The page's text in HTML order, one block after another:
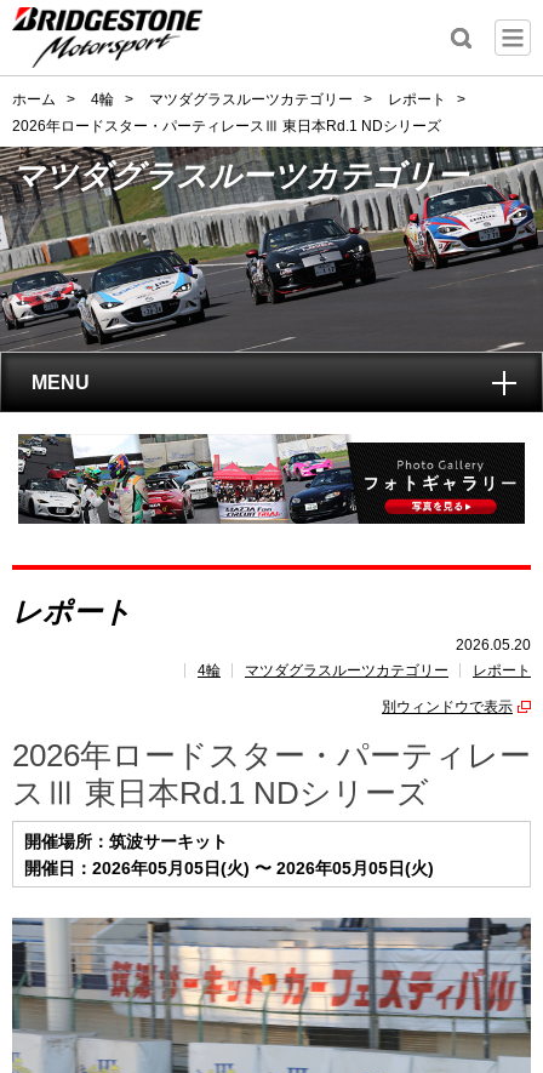
ホーム > 4輪 > マツダグラスルーツカテゴリー > レポート
>
2026年ロードスター・パーティレースⅢ 東日本Rd.1 NDシリーズ
マツダグラスルーツカテゴリー
MENU
トップ
マツダグラスルーツカテゴリーとは?
レポート
レース開催
レポート
2026.05.20
4輪
マツダグラスルーツカテゴリー レポート
別ウィンドウで表示
2026年ロードスター・パーティレー
スⅢ 東日本Rd.1 NDシリーズ
開催場所：筑波サーキット
開催日：2026年05月05日(火) 〜 2026年05月05日(火)